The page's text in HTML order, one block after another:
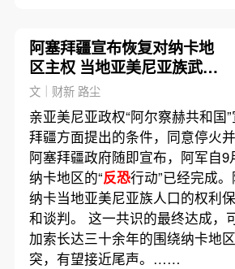
阿塞拜疆宣布恢复对纳卡地
区主权 当地亚美尼亚族武装
同意缴械投降
文｜财新 路尘
亲亚美尼亚政权“阿尔察赫共和国
拜疆方面提出的条件，同意停火
阿塞拜疆政府随即宣布，阿军自9
纳卡地区的“反恐行动”已经完成
纳卡当地亚美尼亚族人口的权利
和谈判。 这一共识的最终达成，
加索长达三十余年的围绕纳卡地
突，有望接近尾声。……